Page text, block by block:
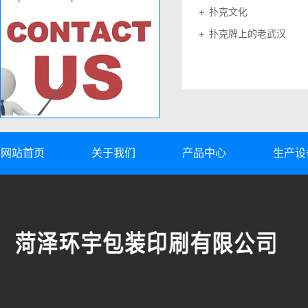
扑克文化
扑克牌上的老武汉
网站首页 关于我们 产品中心 生产